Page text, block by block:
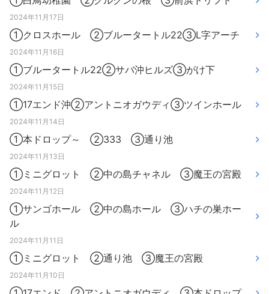
2024年11月17日
①クロスホール ②ブルータートル22③L字アーチ
2024年11月16日
①ブルータートル22②サバ沖ヒルズ③がけ下
2024年11月15日
①17エンド沖②アントニオガウディ③ツインホール
2024年11月14日
①本ドロップ～ ②333 ③通り池
2024年11月13日
①ミニグロット ②中の島チャネル ③魔王の宮殿
2024年11月12日
①サンゴホール ②中の島ホール ③ハチの巣ホー
ル
2024年11月11日
①ミニグロット ②通り池 ③魔王の宮殿
2024年11月10日